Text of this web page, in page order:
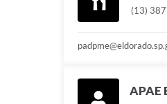
(13)
APAE